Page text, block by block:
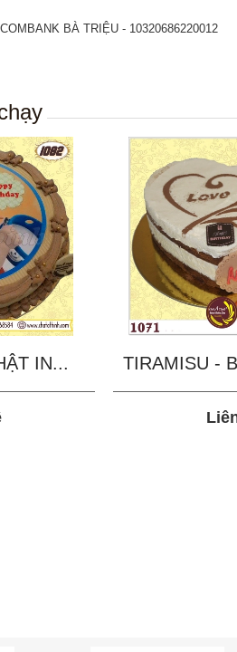
BÀ TRIỆU - 10320686220012
IN... TIRAMISU -